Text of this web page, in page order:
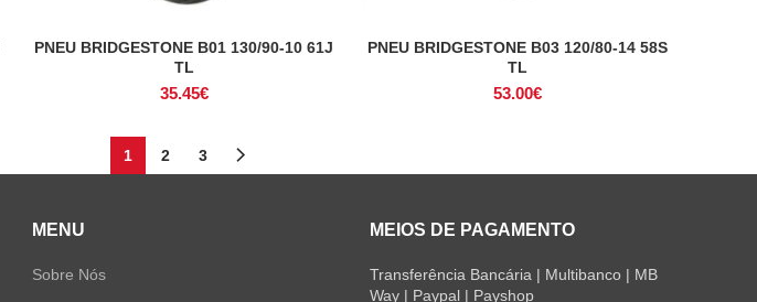
ADICIONAR
PNEU BRIDGESTONE B01 130/90-10 61J
TL
35.45€
ADICIONAR
PNEU BRIDGESTONE B03 120/80-14 58S
TL
53.00€
1 2 3
MENU
Sobre Nós
MEIOS DE PAGAMENTO
Transferência Bancária | Multibanco | MB
Way | Paypal | Payshop